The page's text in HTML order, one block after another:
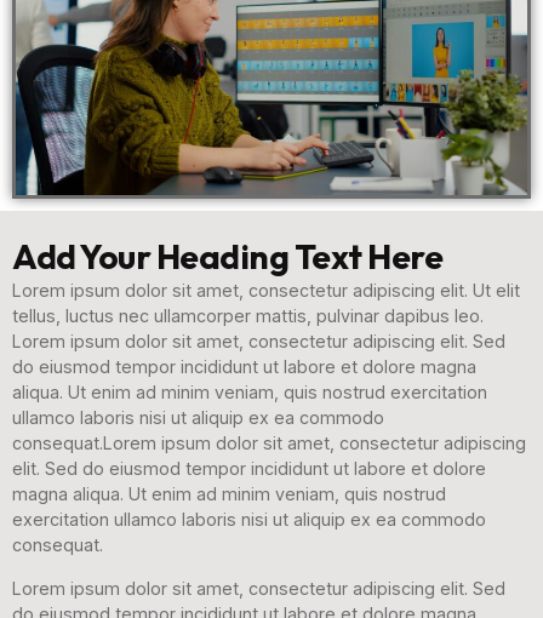
Add Your Heading Text Here
Lorem ipsum dolor sit amet, consectetur adipiscing elit. Ut elit
tellus, luctus nec ullamcorper mattis, pulvinar dapibus leo.
Lorem ipsum dolor sit amet, consectetur adipiscing elit. Sed
do eiusmod tempor incididunt ut labore et dolore magna
aliqua. Ut enim ad minim veniam, quis nostrud exercitation
ullamco laboris nisi ut aliquip ex ea commodo
consequat.Lorem ipsum dolor sit amet, consectetur adipiscing
elit. Sed do eiusmod tempor incididunt ut labore et dolore
magna aliqua. Ut enim ad minim veniam, quis nostrud
exercitation ullamco laboris nisi ut aliquip ex ea commodo
consequat.
Lorem ipsum dolor sit amet, consectetur adipiscing elit. Sed
do eiusmod tempor incididunt ut labore et dolore magna